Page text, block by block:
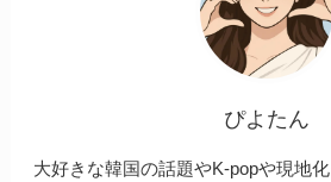
ぴよたん
大好きな韓国の話題やK-popや現地